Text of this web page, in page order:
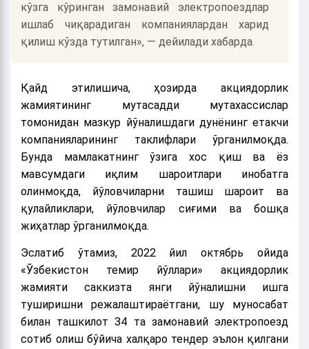
кўзга кўринган замонавий электропоездлар
ишлаб чиқарадиган компаниялардан харид
қилиш кўзда тутилган», — дейилади хабарда.
Қайд этилишича, ҳозирда акциядорлик
жамиятининг мутасадди мутахассислар
томонидан мазкур йўналишдаги дунёнинг етакчи
компанияларининг таклифлари ўрганилмоқда.
Бунда мамлакатнинг ўзига хос қиш ва ёз
мавсумдаги иқлим шароитлари инобатга
олинмоқда, йўловчиларни ташиш шароит ва
қулайликлари, йўловчилар сиғими ва бошқа
жиҳатлар ўрганилмоқда.
Эслатиб ўтамиз, 2022 йил октябрь ойида
«Ўзбекистон темир йўллари» акциядорлик
жамияти саккизта янги йўналишни ишга
туширишни режалаштираётгани, шу муносабат
билан ташкилот 34 та замонавий электропоезд
сотиб олиш бўйича халқаро тендер эълон қилгани